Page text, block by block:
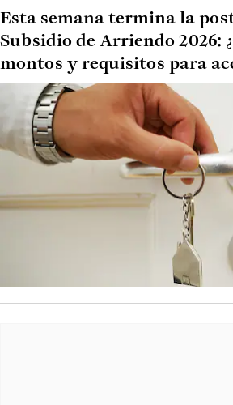
Esta semana termina la
Subsidio de Arriendo 2026:
montos y requisitos para